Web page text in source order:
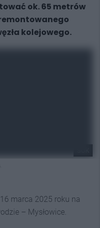
ok. 65 metrów
kolejowego.
marca 2025 roku na
– Mysłowice.